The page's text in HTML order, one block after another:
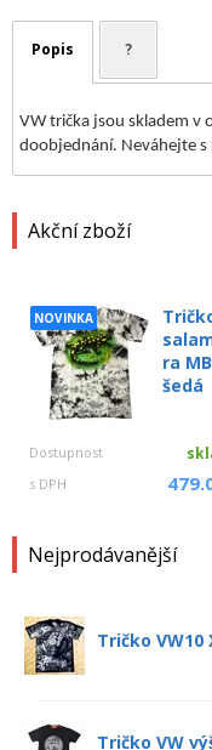
Akční zboží
NOVINKA
ra
šedá
Dostupnost
s DPH
Nejprodávanější
Tričko VW10
Tričko VW
Popis ?
VW trička jsou skladem v
doobjednání. Neváhejte s